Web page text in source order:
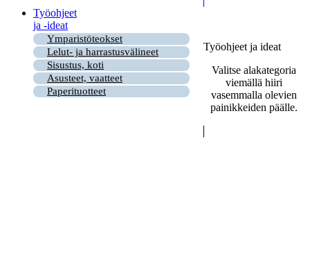
Työohjeet
ja -ideat
Ymparistöteokset
Lelut- ja harrastusvälineet
Sisustus, koti
Asusteet, vaatteet
Paperituotteet
Työohjeet ja ideat
Valitse alakategoria
viemällä hiiri
vasemmalla olevien
painikkeiden päälle.